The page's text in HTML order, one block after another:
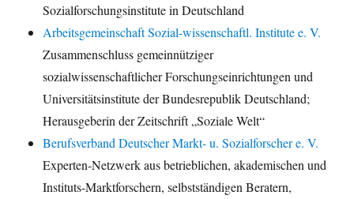
Sozialforschungsinstitute in Deutschland
Arbeitsgemeinschaft Sozial-wissenschaftl. Institute e. V.
Zusammenschluss gemeinnütziger
sozialwissenschaftlicher Forschungseinrichtungen und
Universitätsinstitute der Bundesrepublik Deutschland;
Herausgeberin der Zeitschrift „Soziale Welt“
Berufsverband Deutscher Markt- u. Sozialforscher e. V.
Experten-Netzwerk aus betrieblichen, akademischen und
Instituts-Marktforschern, selbstständigen Beratern,